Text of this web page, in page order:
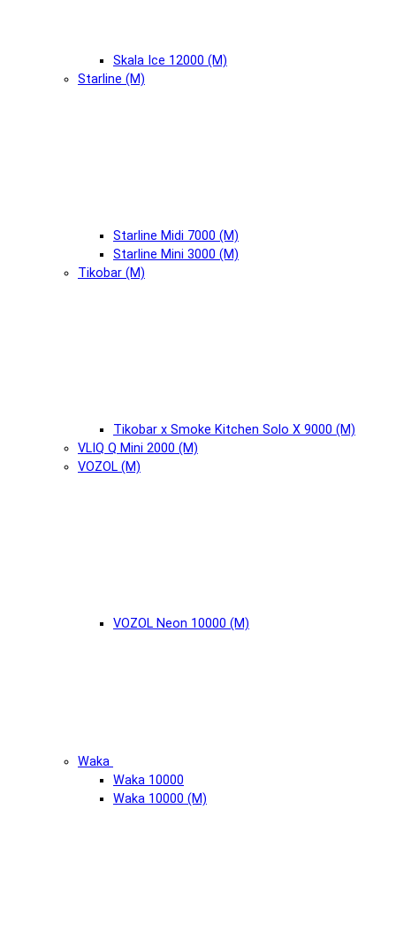
Skala Ice 12000 (М)
Starline (М)
Starline Midi 7000 (М)
Starline Mini 3000 (М)
Tikobar (М)
Tikobar x Smoke Kitchen Solo X 9000 (М)
VLIQ Q Mini 2000 (М)
VOZOL (М)
VOZOL Neon 10000 (М)
Waka
Waka 10000
Waka 10000 (М)